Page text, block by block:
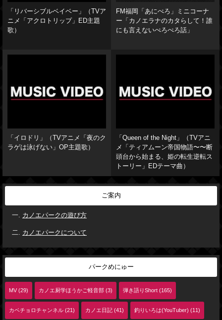
「リバーシブルベイベー」（TVア
ニメ「アクロトリップ」ED主題
歌）
FM福岡「あにぺろ」ミニコーナ
ー「カノエラナのカタらして！誰
にも言えないぺろぺろ話」
「イロドリ」（TVアニメ「夜のク
ラゲは泳げない」OP主題歌）
「Queen of the Night」（TVアニ
メ「ティアムーン帝国物語〜〜断
頭台から始まる、姫の転生逆転ス
トーリー」EDテーマ曲）
ご案内
カノエパークの遊び方
カノエパークについて
パークめにゅー
MV (29) カノエ厨学ほうかご軽音部 (3) 弾き語りShort (165)
カベチョロチャンネル (21) カノエ日記 (41) 釣りいろは(YouTuber) (11)